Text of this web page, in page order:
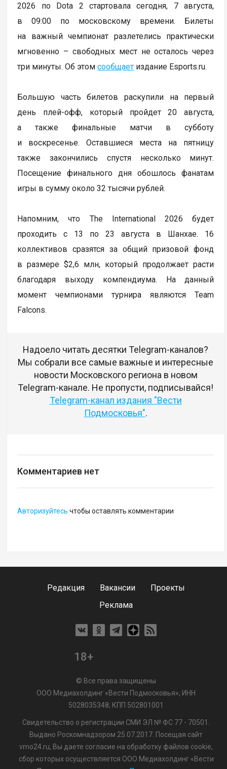
2026 по Dota 2 стартовала сегодня, 7 августа,
в 09:00 по московскому времени. Билеты
на важный чемпионат разлетелись практически
мгновенно – свободных мест не осталось через
три минуты. Об этомсообщает издание Esports.ru.
Большую часть билетов раскупили на первый
день плей-офф, который пройдет 20 августа,
а также финальные матчи в субботу
и воскресенье. Оставшиеся места на пятницу
также закончились спустя несколько минут.
Посещение финального дня обошлось фанатам
игры в сумму около 32 тысячи рублей.
Напомним, что The International 2026 будет
проходить с 13 по 23 августа в Шанхае. 16
коллективов сразятся за общий призовой фонд
в размере $2,6 млн, который продолжает расти
благодаря выходу компендиума. На данный
момент чемпионами турнира являются Team
Falcons.
Надоело читать десятки Telegram-каналов?
Мы собрали все самые важные и интересные
новости Московского региона в новом
Telegram-канале. Не пропусти, подписывайся!
Telegram-канал издания "Вести
Подмосковья".
Комментариев нет
Авторизуйтесь чтобы оставлять комментарии
Редакция Вакансии
Проекты
Реклама
18+
© Все права защищены
ООО Медиахолдинг «Вести Подмосковья», ИНН
5028035348; КПП 502801001
Свидетельство о регистрации СМИ ЭЛ № ФС 77 - 70501.
Выдано Роскомнадзором 25.07.2017. Посещая сайт
vmo24.ru, Вы даете согласие на обработку файлов cookie,
сбор которых осуществляется ООО Медиахолдинг «Вести